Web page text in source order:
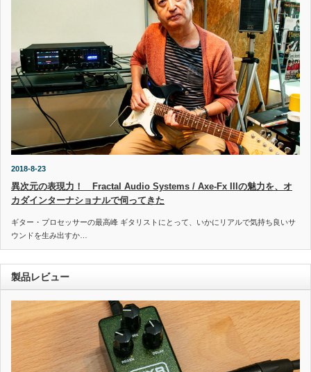
2018-8-23
異次元の表現力！ Fractal Audio Systems / Axe-Fx IIIの魅力を、オ
カダインターナショナルで伺ってきた
ギター・プロセッサーの最高峰 ギタリストにとって、いかにリアルで気持ち良いサ
ウンドを生み出すか…
製品レビュー